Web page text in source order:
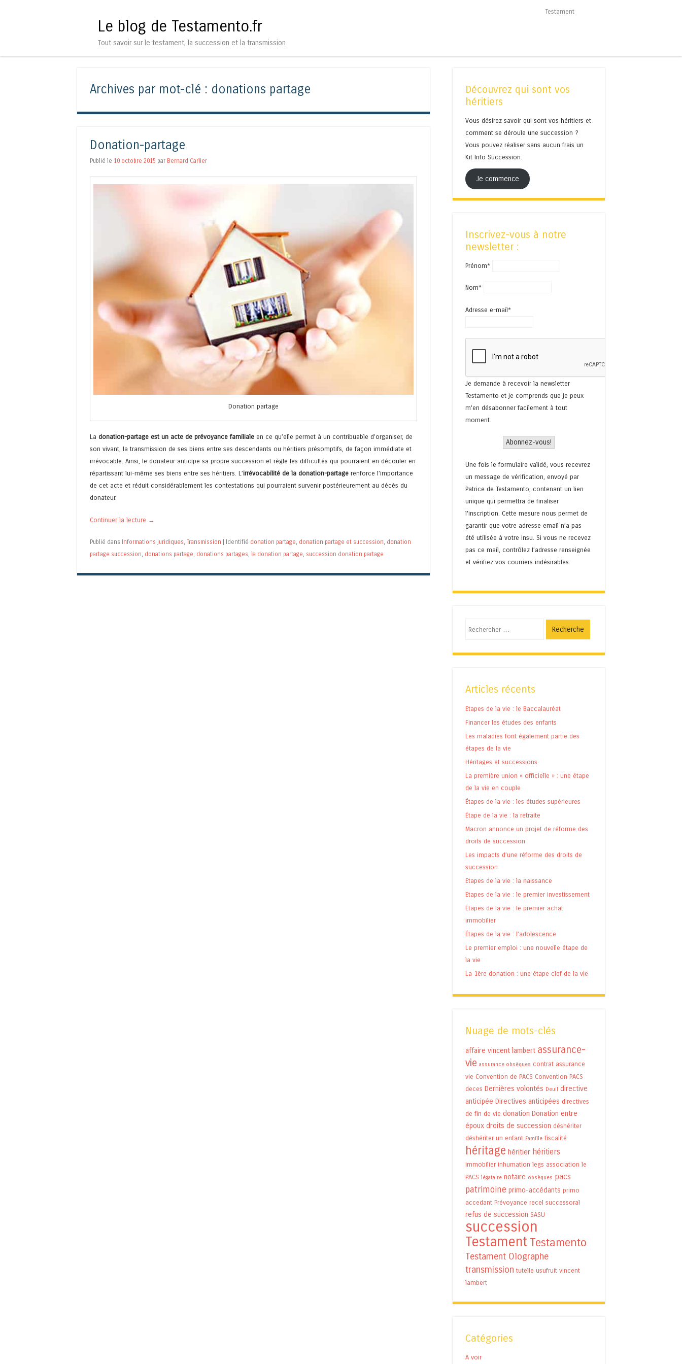
Le blog de Testamento.fr
Tout savoir sur le testament, la succession et la transmission
Testament
Archives par mot-clé : donations partage
Donation-partage
Publié le 10 octobre 2015 par Bernard Carlier
Donation partage
La donation-partage est un acte de prévoyance familiale en ce qu’elle permet à un contribuable d’organiser, de
son vivant, la transmission de ses biens entre ses descendants ou héritiers présomptifs, de façon immédiate et
irrévocable. Ainsi, le donateur anticipe sa propre succession et règle les difficultés qui pourraient en découler en
répartissant lui-même ses biens entre ses héritiers. L’irrévocabilité de la donation-partage renforce l’importance
de cet acte et réduit considérablement les contestations qui pourraient survenir postérieurement au décès du
donateur.
Continuer la lecture →
Publié dans Informations juridiques, Transmission | Identifié donation partage, donation partage et succession, donation
partage succession, donations partage, donations partages, la donation partage, succession donation partage
Découvrez qui sont vos
héritiers
Vous désirez savoir qui sont vos héritiers et
comment se déroule une succession ?
Vous pouvez réaliser sans aucun frais un
Kit Info Succession.
Je commence
Inscrivez-vous à notre
newsletter :
Prénom*
Nom*
Adresse e-mail*
Je demande à recevoir la newsletter
Testamento et je comprends que je peux
m'en désabonner facilement à tout
moment.
Une fois le formulaire validé, vous recevrez
un message de vérification, envoyé par
Patrice de Testamento, contenant un lien
unique qui permettra de finaliser
l'inscription. Cette mesure nous permet de
garantir que votre adresse email n’a pas
été utilisée à votre insu. Si vous ne recevez
pas ce mail, contrôlez l’adresse renseignée
et vérifiez vos courriers indésirables.
Articles récents
Etapes de la vie : le Baccalauréat
Financer les études des enfants
Les maladies font également partie des
étapes de la vie
Héritages et successions
La première union « officielle » : une étape
de la vie en couple
Étapes de la vie : les études supérieures
Étape de la vie : la retraite
Macron annonce un projet de réforme des
droits de succession
Les impacts d’une réforme des droits de
succession
Etapes de la vie : la naissance
Etapes de la vie : le premier investissement
Étapes de la vie : le premier achat
immobilier
Étapes de la vie : l’adolescence
Le premier emploi : une nouvelle étape de
la vie
La 1ère donation : une étape clef de la vie
Nuage de mots-clés
affaire vincent lambert assurance-
vie assurance obsèques contrat assurance
vie Convention de PACS Convention PACS
deces Dernières volontés Deuil directive
anticipée Directives anticipées directives
de fin de vie donation Donation entre
époux droits de succession déshériter
déshériter un enfant Famille fiscalité
héritage héritier héritiers
immobilier inhumation legs association le
PACS légataire notaire obsèques pacs
patrimoine primo-accédants primo
accedant Prévoyance recel successoral
refus de succession SASU
succession
Testament Testamento
Testament Olographe
transmission tutelle usufruit vincent
lambert
Catégories
A voir